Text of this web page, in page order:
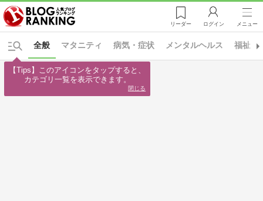
リーダー ログイン メニュー
マタニティ 病気・症状 メンタルヘルス 福祉・
全般
【Tips】このアイコンをタップすると、
カテゴリ一覧を表示できます。
閉じる